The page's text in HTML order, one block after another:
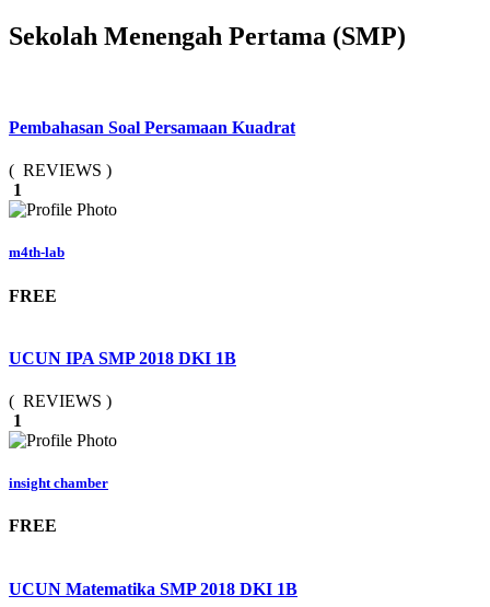
Sekolah Menengah Pertama (SMP)
Pembahasan Soal Persamaan Kuadrat
( REVIEWS )
1
m4th-lab
FREE
UCUN IPA SMP 2018 DKI 1B
( REVIEWS )
1
insight chamber
FREE
UCUN Matematika SMP 2018 DKI 1B